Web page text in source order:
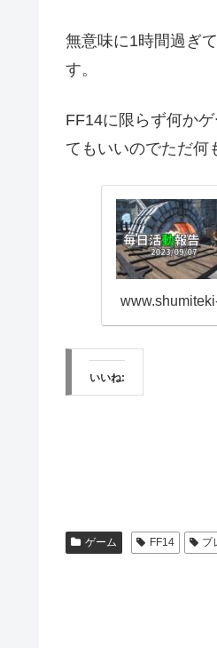
無意味に1時間過ぎ
す。
FF14に限らず何か
てもいいのでただ何
いいね:
ゲーム FF14 プ